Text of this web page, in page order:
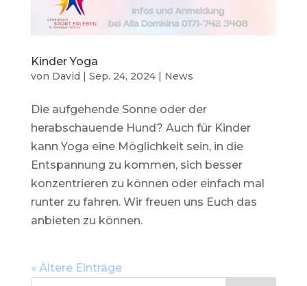
Kinder Yoga
von David | Sep. 24, 2024| News
Die aufgehende Sonne oder der
herabschauende Hund? Auch für Kinder
kann Yoga eine Möglichkeit sein, in die
Entspannung zu kommen, sich besser
konzentrieren zu können oder einfach mal
runter zu fahren. Wir freuen uns Euch das
anbieten zu können.
« Ältere Einträge